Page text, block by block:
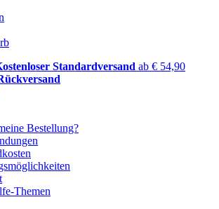
Standardversand ab € 54,90
Bestellung?
Themen